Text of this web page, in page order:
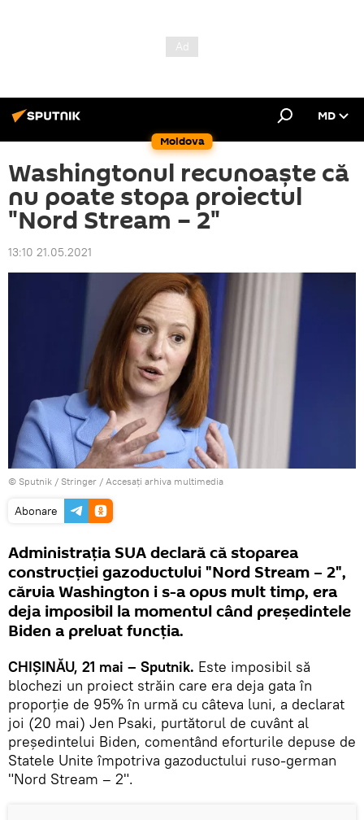
Moldova
MD
Washingtonul recunoaște că
nu poate stopa proiectul
"Nord Stream – 2"
13:10 21.05.2021
© Sputnik / Stringer / Accesați arhiva multimedia
Abonare
Administrația SUA declară că stoparea
construcției gazoductului "Nord Stream – 2",
căruia Washington i s-a opus mult timp, era
deja imposibil la momentul când președintele
Biden a preluat funcția.
CHIȘINĂU, 21 mai – Sputnik. Este imposibil să
blochezi un proiect străin care era deja gata în
proporție de 95% în urmă cu câteva luni, a declarat
joi (20 mai) Jen Psaki, purtătorul de cuvânt al
președintelui Biden, comentând eforturile depuse de
Statele Unite împotriva gazoductului ruso-german
"Nord Stream – 2".